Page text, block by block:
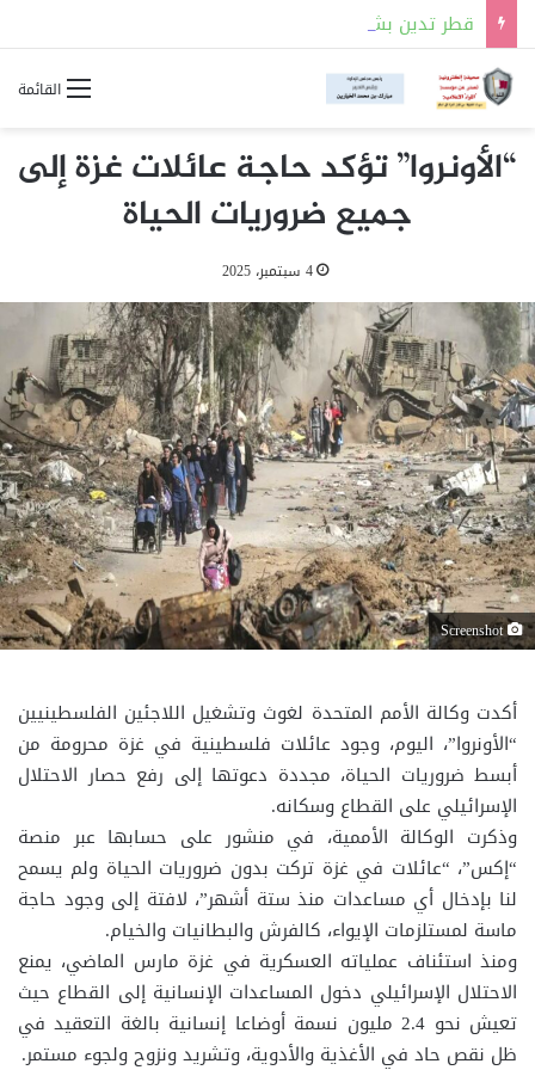
القائمة
“الأونروا” تؤكد حاجة عائلات غزة إلى
جميع ضروريات الحياة
4 سبتمبر، 2025
Screenshot
أكدت وكالة الأمم المتحدة لغوث وتشغيل اللاجئين الفلسطينيين
“الأونروا”، اليوم، وجود عائلات فلسطينية في غزة محرومة من
أبسط ضروريات الحياة، مجددة دعوتها إلى رفع حصار الاحتلال
الإسرائيلي على القطاع وسكانه.
وذكرت الوكالة الأممية، في منشور على حسابها عبر منصة
“إكس”، “عائلات في غزة تركت بدون ضروريات الحياة ولم يسمح
لنا بإدخال أي مساعدات منذ ستة أشهر”، لافتة إلى وجود حاجة
ماسة لمستلزمات الإيواء، كالفرش والبطانيات والخيام.
ومنذ استئناف عملياته العسكرية في غزة مارس الماضي، يمنع
الاحتلال الإسرائيلي دخول المساعدات الإنسانية إلى القطاع حيث
تعيش نحو 2.4 مليون نسمة أوضاعا إنسانية بالغة التعقيد في
ظل نقص حاد في الأغذية والأدوية، وتشريد ونزوح ولجوء مستمر.